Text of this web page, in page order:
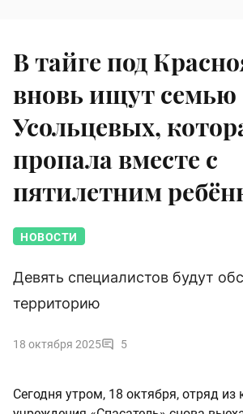
В тайге под
вновь ищут семью
Усольцевых,
пропала вместе с
пятилетним
НОВОСТИ
Девять специалистов будут
территорию
18 октября 2025 5
Сегодня утром, 18 октября, отряд из